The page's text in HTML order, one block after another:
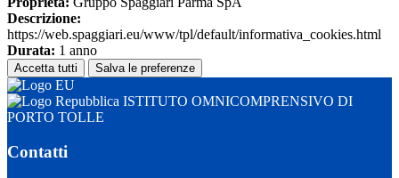
Descrizione:
https://web.spaggiari.eu/www/tpl/default/informativa_cookies.html
Durata: 1 anno
Accetta tutti Salva le preferenze
ISTITUTO OMNICOMPRENSIVO DI
PORTO TOLLE
Contatti